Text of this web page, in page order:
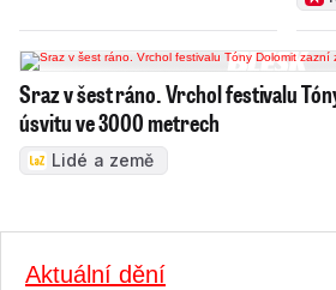
Sraz v šest ráno. Vrchol festivalu
úsvitu ve 3000 metrech
Lidé a země
Aktuální dění